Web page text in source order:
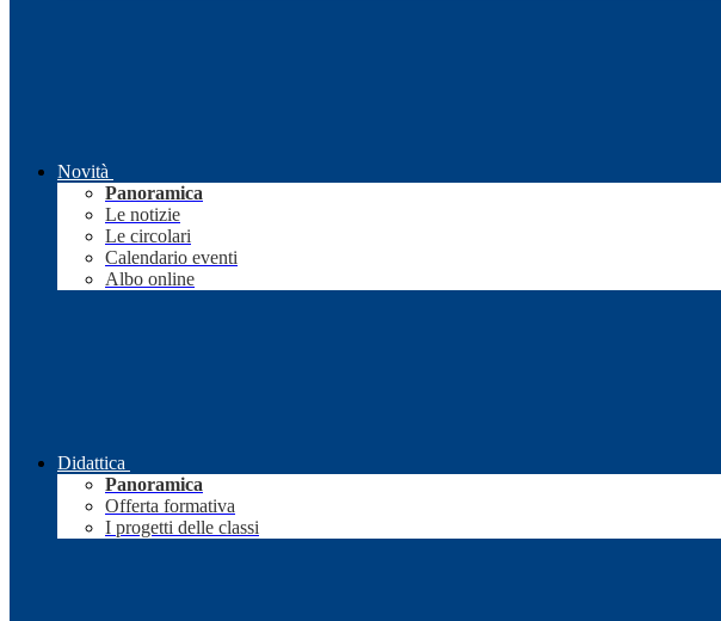
Novità
Panoramica
Le notizie
Le circolari
Calendario eventi
Albo online
Didattica
Panoramica
Offerta formativa
I progetti delle classi